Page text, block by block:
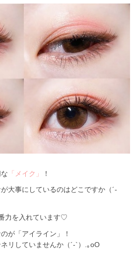
「メイク」
！
大事にしているのはどこですか（´-
力を入れています♡
が「アイライン」！
リしていませんか（´-`）.｡oO